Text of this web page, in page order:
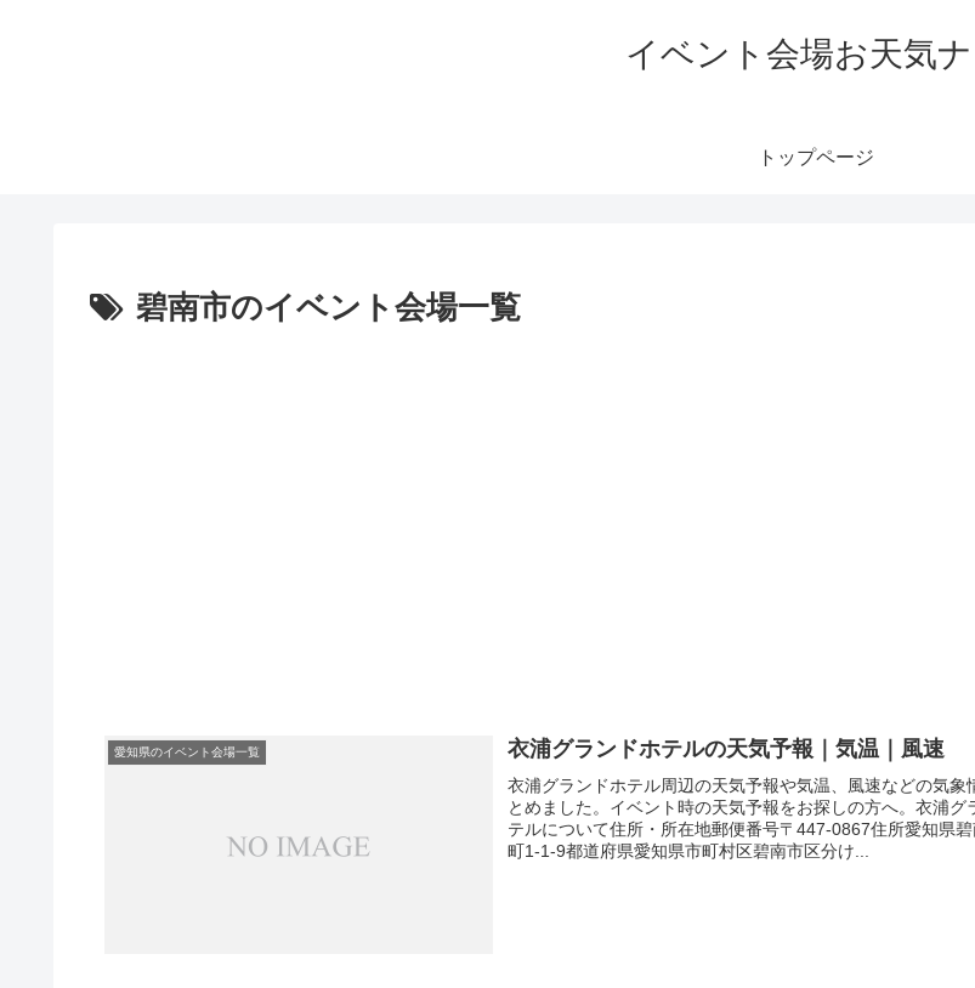
イベント会場お天気
トップページ
碧南市のイベント会場一覧
愛知県のイベント会場一覧 衣浦グランドホテルの天気予報｜気温｜風速
衣浦グランドホテル周辺の天気予報や気温、風速などの気象
とめました。イベント時の天気予報をお探しの方へ。衣浦グ
テルについて住所・所在地郵便番号〒447-0867住所愛知県
町1-1-9都道府県愛知県市町村区碧南市区分け...